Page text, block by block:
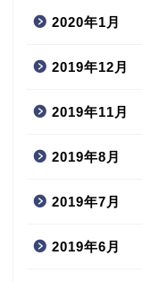
2020年1月
2019年12月
2019年11月
2019年8月
2019年7月
2019年6月